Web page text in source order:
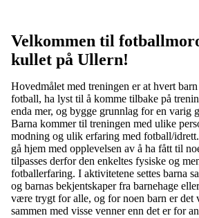
Velkommen til
kullet på Ullern!
Hovedmålet med treningen er at hvert
fotball, ha lyst til å komme tilbake på
enda mer, og bygge grunnlag for en varig
Barna kommer til treningen med ulike
modning og ulik erfaring med fotball/
gå hjem med opplevelsen av å ha fått til
tilpasses derfor den enkeltes fysiske og
fotballerfaring. I aktivitetene settes barna
og barnas bekjentskaper fra barnehage
være trygt for alle, og for noen barn er det
sammen med visse venner enn det er for